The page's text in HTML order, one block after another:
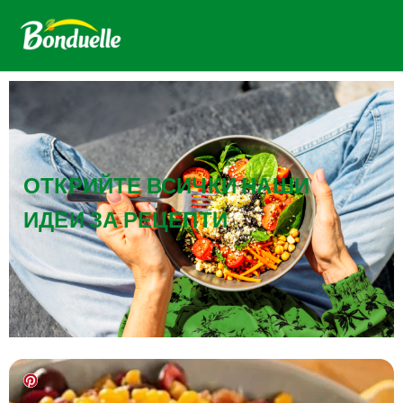
ОТКРИЙТЕ ВСИЧКИ НАШИ
ИДЕИ ЗА РЕЦЕПТИ